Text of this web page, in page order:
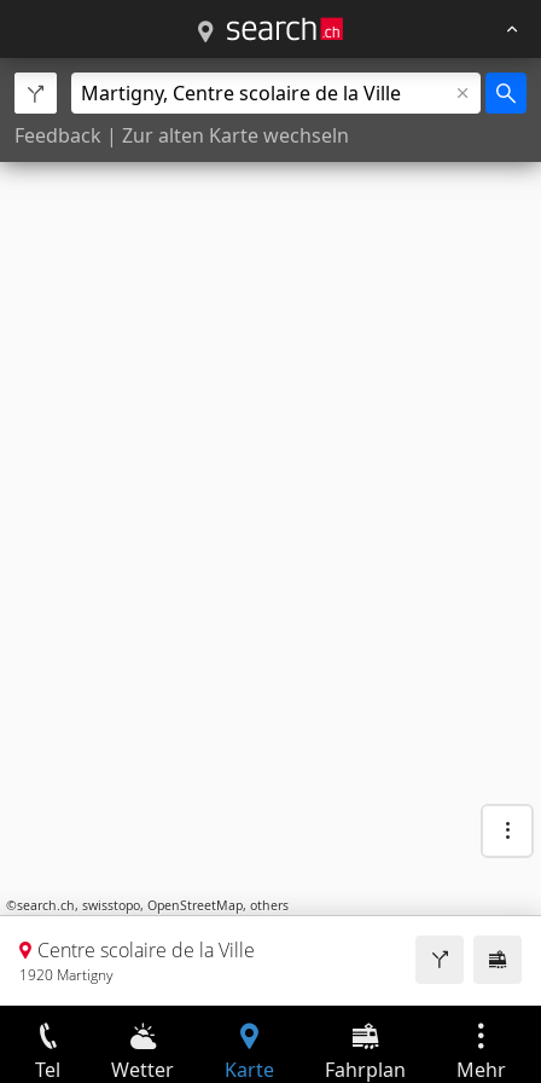
Feedback | Zur alten Karte wechseln
©search.ch, swisstopo, OpenStreetMap, others
Centre scolaire de la Ville
1920 Martigny
Tel Wetter Karte Fahrplan Mehr